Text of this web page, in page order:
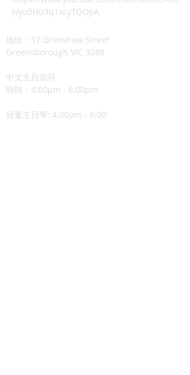
Jvyu5Hu9q1xcyTQOJiA
地址：37 Grimshaw Street
Greensborough VIC 3088
中文主日崇拜
時間：4:00pm - 6:00pm
兒童主日學: 4:00pm - 6:00